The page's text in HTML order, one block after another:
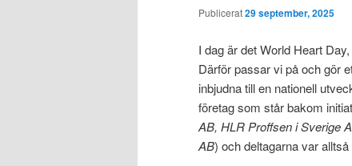
Publicerat29 september, 2025
I dag är det World Heart
Därför passar vi på och gör
inbjudna till en nationell
företag som står bakom
AB, HLR Proffsen i Sverige
AB) och deltagarna var